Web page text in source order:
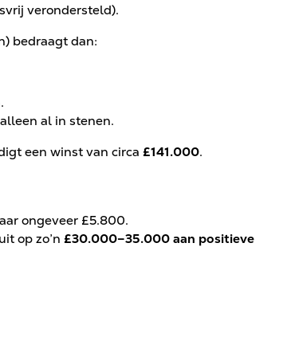
verondersteld).
bedraagt dan:
alleen al in stenen.
een winst van circa £141.000.
ongeveer £5.800.
op zo’n £30.000–35.000 aan positieve